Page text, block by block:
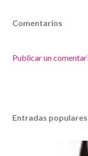
Comentarios
Publicar un
Entradas